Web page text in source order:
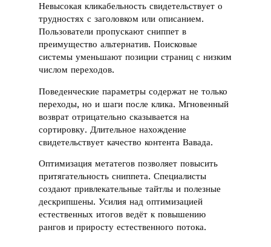
Невысокая кликабельность свидетельствует о
трудностях с заголовком или описанием.
Пользователи пропускают сниппет в
преимущество альтернатив. Поисковые
системы уменьшают позиции страниц с низким
числом переходов.
Поведенческие параметры содержат не только
переходы, но и шаги после клика. Мгновенный
возврат отрицательно сказывается на
сортировку. Длительное нахождение
свидетельствует качество контента Вавада.
Оптимизация метатегов позволяет повысить
притягательность сниппета. Специалисты
создают привлекательные тайтлы и полезные
дескрипшены. Усилия над оптимизацией
естественных итогов ведёт к повышению
рангов и приросту естественного потока.